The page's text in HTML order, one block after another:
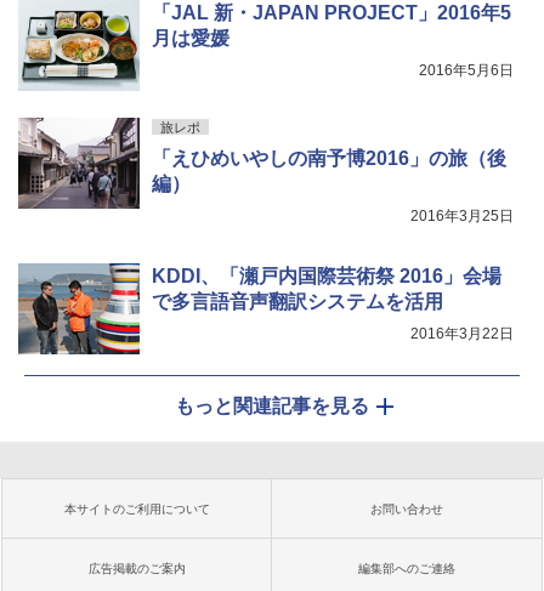
「JAL 新・JAPAN PROJECT」2016年5
月は愛媛
2016年5月6日
旅レポ
「えひめいやしの南予博2016」の旅（後
編）
2016年3月25日
KDDI、「瀬戸内国際芸術祭 2016」会場
で多言語音声翻訳システムを活用
2016年3月22日
もっと関連記事を見る
本サイトのご利用について お問い合わせ
広告掲載のご案内 編集部へのご連絡